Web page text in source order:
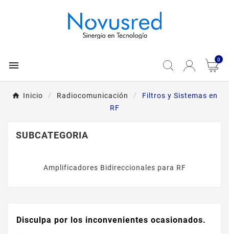
 0
Inicio Radiocomunicación
Filtros y Sistemas en
RF
SUBCATEGORIA
Amplificadores Bidireccionales para RF
Disculpa por los inconvenientes ocasionados.